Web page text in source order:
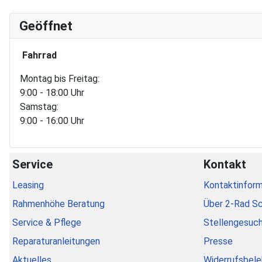
Geöffnet
Fahrrad
Montag bis Freitag:
9:00 - 18:00 Uhr
Samstag:
9:00 - 16:00 Uhr
Service
Leasing
Rahmenhöhe Beratung
Service & Pflege
Reparaturanleitungen
Kontakt
Über 2-Rad
Presse